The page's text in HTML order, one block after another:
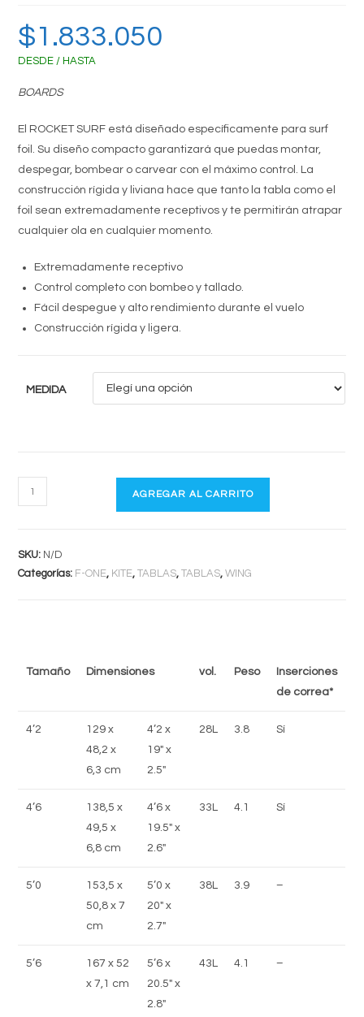
$1.833.050
DESDE / HASTA
BOARDS
El ROCKET SURF está diseñado específicamente para surf
foil.Su diseño compacto garantizará que puedas montar,
despegar, bombear o carvear con el máximo control. La
construcción rígida y liviana hace que tanto la tabla como el
foil sean extremadamente receptivos y te permitirán atrapar
cualquier ola en cualquier momento.
Extremadamente receptivo
Control completo con bombeo y tallado.
Fácil despegue y alto rendimiento durante el vuelo
Construcción rígida y ligera.
MEDIDA
ROCKET
SURF
AGREGAR AL CARRITO
SKU: N/D
Categorías: F-ONE, KITE,TABLAS,TABLAS,WING
Tamaño Dimensiones vol. Peso
Inserciones
de correa*
4’2
129 x
48,2 x
6,3 cm
4’2 x
19″ x
2.5″
28L 3.8 Sí
4’6
138,5 x
49,5 x
6,8 cm
4’6 x
19.5″ x
2.6″
33L 4.1 Sí
5’0
153,5 x
50,8 x 7
cm
5’0 x
20″ x
2.7″
38L 3.9 –
5’6
167 x 52
x 7,1 cm
5’6 x
20.5″ x
2.8″
43L 4.1 –